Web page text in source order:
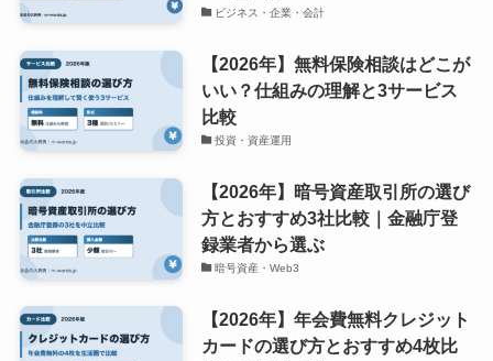
ビジネス・企業・会計
【2026年】無料保険相談はどこが
いい？仕組みの理解と3サービス
比較
投資・資産運用
【2026年】暗号資産取引所の選び
方とおすすめ3社比較｜金融庁登
録業者から選ぶ
暗号資産・Web3
【2026年】年会費無料クレジット
カードの選び方とおすすめ4枚比